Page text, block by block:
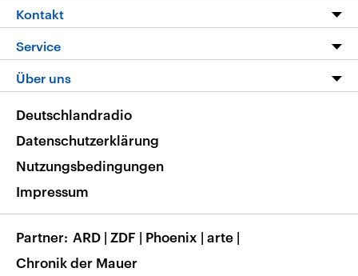
Die Nachrichten
Nachrichtenleicht
Neue Beiträge auf dlf.de
Livestream
Podcasts
Deutschlandfunk App
Nachrichten App
Frequenzen
Kontakt
Hörerservice
Service
FAQ
Veranstaltungen
Musikliste
RSS
Über uns
Barrierefreiheit
Deutschlandradio
Datenschutzerklärung
Nutzungsbedingungen
Impressum
Partner ARD | ZDF | Phoenix | arte |
Chronik der Mauer